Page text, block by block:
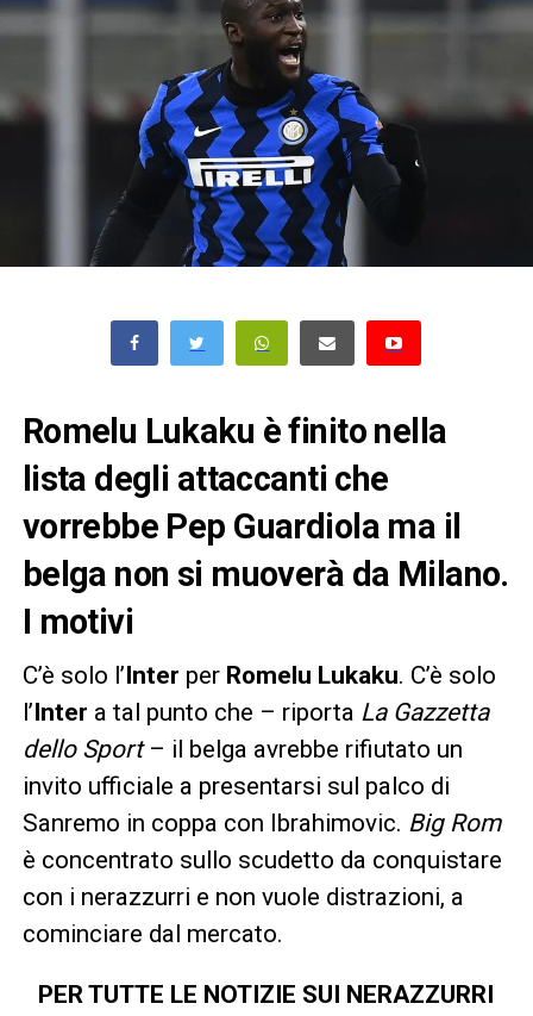
Romelu Lukaku è finito nella
lista degli attaccanti che
vorrebbe Pep Guardiola ma il
belga non si muoverà da Milano.
I motivi
C’è solo l’ Inter per Romelu Lukaku. C’è solo
l’ Inter a tal punto che – riporta La Gazzetta
dello Sport– il belga avrebbe rifiutato un
invito ufficiale a presentarsi sul palco di
Sanremo in coppa con Ibrahimovic. Big Rom
è concentrato sullo scudetto da conquistare
con i nerazzurri e non vuole distrazioni, a
cominciare dal mercato.
PER TUTTE LE NOTIZIE SUI NERAZZURRI